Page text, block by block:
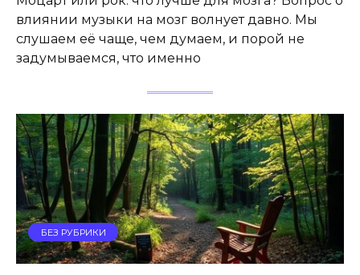
влиянии музыки на мозг волнует давно. Мы
слушаем её чаще, чем думаем, и порой не
задумываемся, что именно
БЕЗ РУБРИКИ